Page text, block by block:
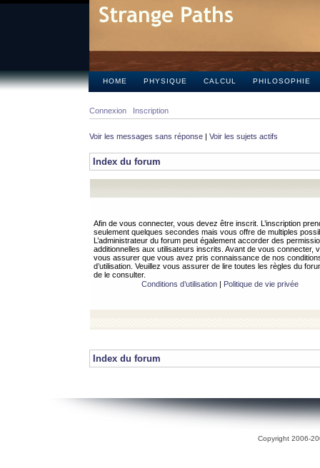
HOME PHYSIQUE CALCUL PHILOSOPHIE
Connexion Inscription
Voir les messages sans réponse | Voir les sujets actifs
Index du forum
Afin de vous connecter, vous devez être inscrit. L’inscription
seulement quelques secondes mais vous offre de multiples
L’administrateur du forum peut également accorder des
additionnelles aux utilisateurs inscrits. Avant de vous connecter,
vous assurer que vous avez pris connaissance de nos
d’utilisation. Veuillez vous assurer de lire toutes les règles du
de le consulter.
Conditions d’utilisation| Politique de vie privée
Index du forum
Copyright 2006-